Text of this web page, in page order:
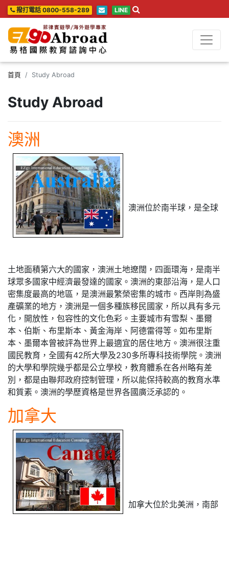
撥打電話 0800-558-289 LINE
首頁 Study Abroad
Study Abroad
澳洲
澳洲位於南半球，是全球
土地面積第六大的國家，澳洲土地遼闊，四面環海，是南半
球眾多國家中經濟最發達的國家。澳洲的東部沿海，是人口
密集度最高的地區，是澳洲最繁榮密集的城市。西岸則為盛
產礦業的地方，澳洲是一個多種族移民國家，所以具有多元
化，開放性，包容性的文化色彩。主要城市有雪梨、墨爾
本、伯斯、布里斯本、黃金海岸、阿德雷得等。如布里斯
本、墨爾本曾被評為世界上最適宜的居住地方。澳洲很注重
國民教育，全國有42所大學及230多所專科技術學院。澳洲
的大學和學院幾乎都是公立學校，教育體系在各州略有差
別，都是由聯邦政府控制管理，所以能保持較高的教育水準
和質素。澳洲的學歷資格是世界各國廣泛承認的。
加拿大
加拿大位於北美洲，南部